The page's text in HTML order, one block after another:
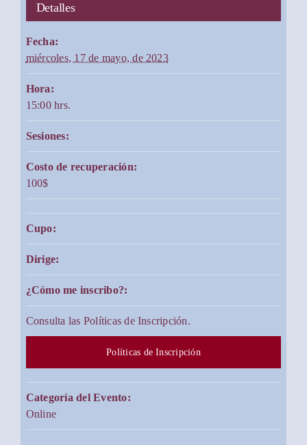
Detalles
Fecha:
miércoles, 17 de mayo, de 2023
Hora:
15:00 hrs.
Sesiones:
Costo de recuperación:
100$
Cupo:
Dirige:
¿Cómo me inscribo?:
Consulta las Políticas de Inscripción.
Políticas de Inscripción
Categoría del Evento:
Online